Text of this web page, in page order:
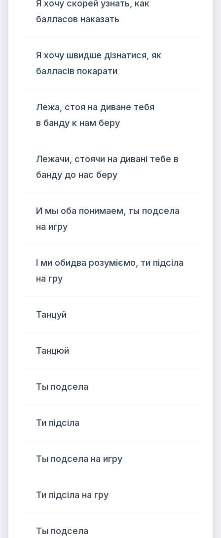
Я хочу скорей узнать, как
балласов наказать
Я хочу швидше дізнатися, як
балласів покарати
Лежа, стоя на диване тебя
в банду к нам беру
Лежачи, стоячи на дивані тебе в
банду до нас беру
И мы оба понимаем, ты подсела
на игру
І ми обидва розуміємо, ти підсіла
на гру
Танцуй
Танцюй
Ты подсела
Ти підсіла
Ты подсела на игру
Ти підсіла на гру
Ты подсела